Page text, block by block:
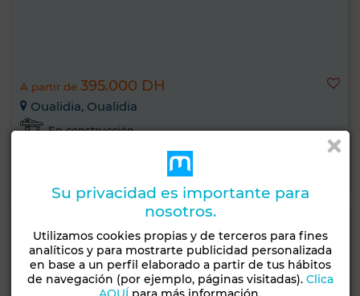
A partir de 395.000 DH
Oualidia, Oualidia
En construcción
Saber más
Su privacidad es importante para
nosotros.
Utilizamos cookies propias y de terceros para fines
analíticos y para mostrarte publicidad personalizada
en base a un perfil elaborado a partir de tus hábitos
de navegación (por ejemplo, páginas visitadas). Clica